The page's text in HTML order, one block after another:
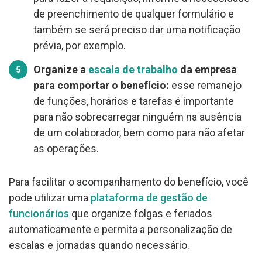
de preenchimento de qualquer formulário e
também se será preciso dar uma notificação
prévia, por exemplo.
Organize a escala de trabalho da empresa
para comportar o benefício: esse remanejo
de funções, horários e tarefas é importante
para não sobrecarregar ninguém na ausência
de um colaborador, bem como para não afetar
as operações.
Para facilitar o acompanhamento do benefício, você
pode utilizar uma plataforma de gestão de
funcionários que organize folgas e feriados
automaticamente e permita a personalização de
escalas e jornadas quando necessário.